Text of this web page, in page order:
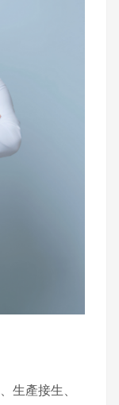
生產接生、